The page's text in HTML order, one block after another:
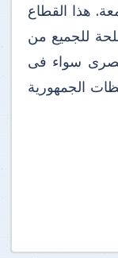
هذا القطاع
للجميع من
سواء فى
الجمهورية